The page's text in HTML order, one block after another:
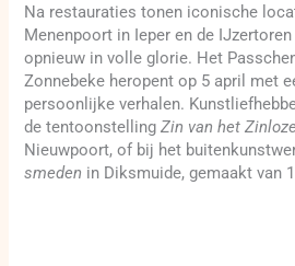
Na restauraties tonen iconische
Menenpoort in Ieper en de
opnieuw in volle glorie. Het
Zonnebeke heropent op 5 april met
persoonlijke verhalen.
de tentoonstellingZin van het Zinloze
Nieuwpoort, of bij het
smeden in Diksmuide, gemaakt van